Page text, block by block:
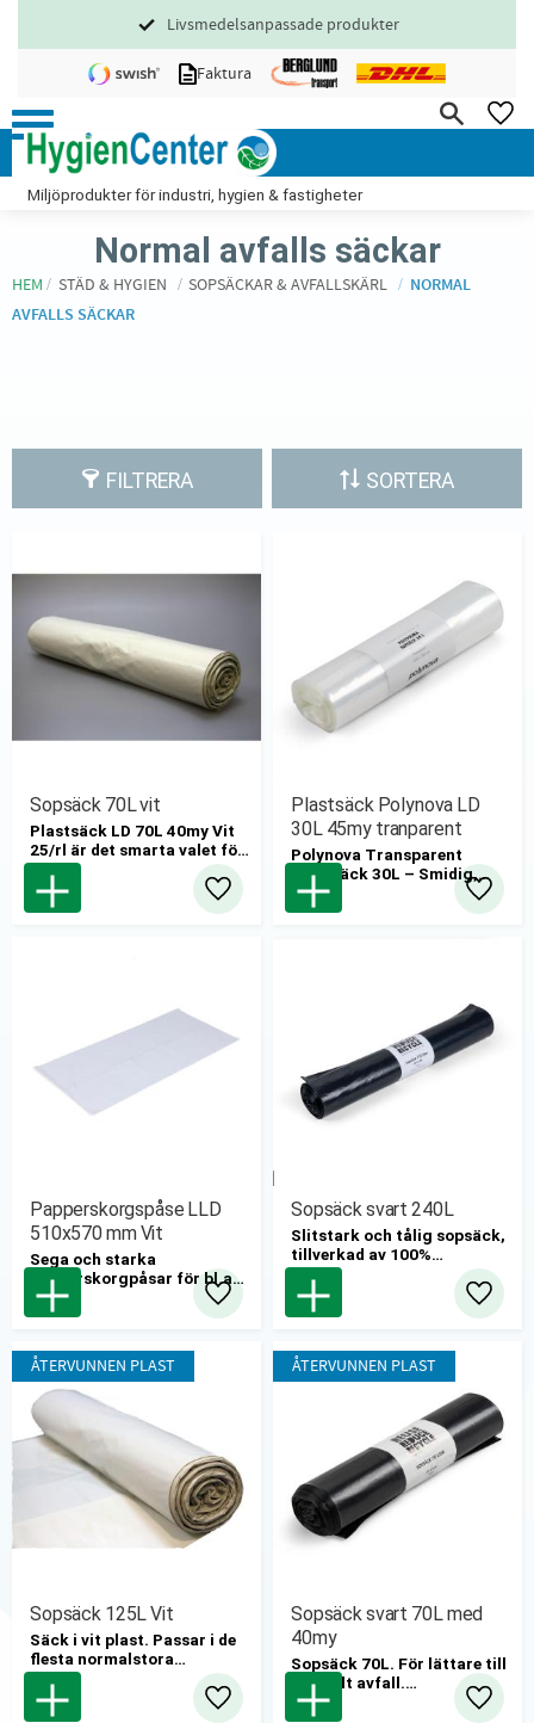
Meny
Livsmedelsanpassade produkter
Faktura
Miljöprodukter för industri, hygien & fastigheter
Normal avfalls säckar
HEM STÄD & HYGIEN SOPSÄCKAR & AVFALLSKÄRL
NORMAL
AVFALLS SÄCKAR
FILTRERA SORTERA
Sopsäck 70L vit
Plastsäck LD 70L 40my Vit
25/rl är det smarta valet för
dig som söker en stark,
flexibel och diskret sopsäck
för både hushåll och
Lägg till i favoriter
Plastsäck Polynova LD
30L 45my tranparent
Polynova Transparent
Plastsäck 30L – Smidig,
slitstark och miljövänligLägg
Papperskorgspåse LLD
510x570 mm Vit
Sega och starka
papperskorgpåsar för bl.a
kontor och offentliga
miljöer med höga
Pris för hel kartong
Lägg till i favoriter
Sopsäck svart 240L
Slitstark och tålig sopsäck,
tillverkad av 100%
återinsamlad och
återvunnen LDPE.
10st/rl, 8rl/krt
Lägg
Sopsäck 125L Vit
Säck i vit plast. Passar i de
flesta normalstora
säckhållare.
ÅTERVUNNEN PLAST
Lägg till i favoriter
Sopsäck svart 70L med
40my
Sopsäck 70L. För lättare till
normalt avfall.
25st/rulle
ÅTERVUNNEN PLAST
Lägg